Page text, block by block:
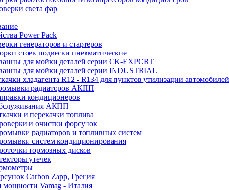
света фар
Power Pack
генераторов и стартеров
стоек подвески пневматические
для мойки деталей серии CK-EXPORT
ванны для мойки деталей серии INDUSTRIAL
хладагента R12 - R134 для пунктов утилизации автомобилей
радиаторов АКПП
кондиционеров
АКПП
и перекачки топлива
и очистки форсунок
радиаторов и топливных систем
систем кондиционирования
тормозных дисков
утечек
Carbon Zapp, Греция
мощности Vamag - Италия